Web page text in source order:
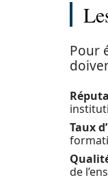
Pour
Taux
de